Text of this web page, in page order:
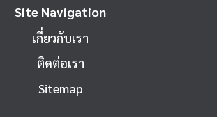
Site Navigation
เกี่ยวกับเรา
ติดต่อเรา
Sitemap